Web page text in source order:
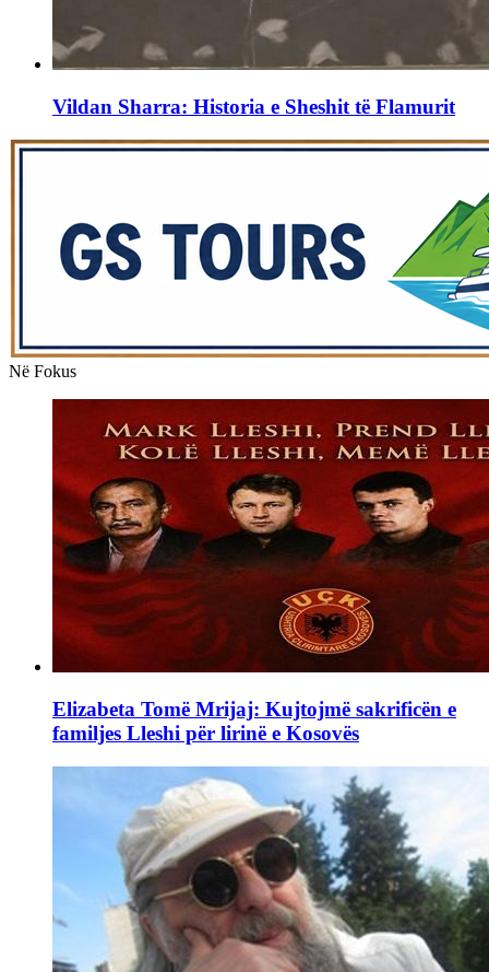
Vildan Sharra: Historia e Sheshit të Flamurit
Në Fokus
Elizabeta Tomë Mrijaj: Kujtojmë sakrificën e
familjes Lleshi për lirinë e Kosovës